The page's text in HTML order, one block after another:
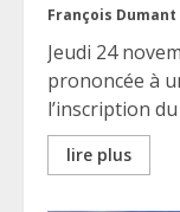
François Dumant
Jeudi 24
prononcée à
l’inscription
lire plus